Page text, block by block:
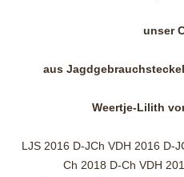
unser
aus
Weertje-Lilith
LJS 2016 D-JCh VDH 2016 D-
Ch 2018 D-Ch VDH